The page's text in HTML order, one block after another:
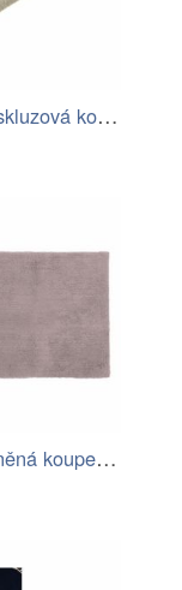
Béžová protiskluzová koupelnová…
Růžová bavlněná koupelnová předložka…